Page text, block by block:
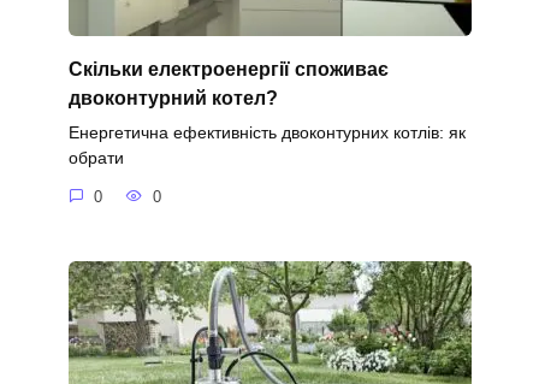
Скільки електроенергії споживає
двоконтурний котел?
Енергетична ефективність двоконтурних котлів: як
обрати
0 0